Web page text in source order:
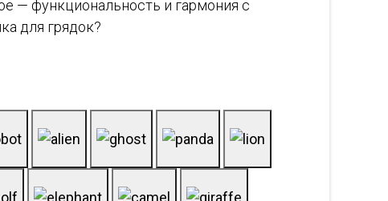
— функциональность и гармония с
для грядок?